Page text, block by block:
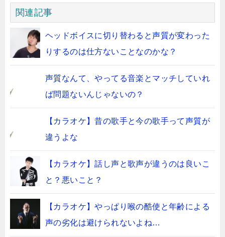
関連記事
ヘッドボイスに切り替わると声質が変わった
りするのは仕方ないことなのかな？
声質なんて、やってる音楽とマッチしていれ
ば問題ないんじゃないの？
【カラオケ】昔の歌手と今の歌手って声質が
違うよな
【カラオケ】話し声と歌声が違うのは良いこ
と？悪いこと？
【カラオケ】やっぱり喉の酷使と年齢による
声の劣化は避けられないよね…